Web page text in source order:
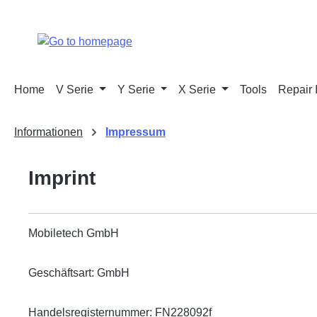
Home V Serie Y Serie X Serie Tools Repair
Informationen Impressum
Imprint
Mobiletech GmbH
Geschäftsart: GmbH
Handelsregisternummer: FN228092f